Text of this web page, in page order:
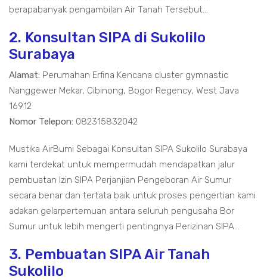
berapabanyak pengambilan Air Tanah Tersebut...
2. Konsultan SIPA di Sukolilo
Surabaya
Alamat: Perumahan Erfina Kencana cluster gymnastic
Nanggewer Mekar, Cibinong, Bogor Regency, West Java
16912
Nomor Telepon: 082315832042
Mustika AirBumi Sebagai Konsultan SIPA Sukolilo Surabaya
kami terdekat untuk mempermudah mendapatkan jalur
pembuatan Izin SIPA Perjanjian Pengeboran Air Sumur
secara benar dan tertata baik untuk proses pengertian kami
adakan gelarpertemuan antara seluruh pengusaha Bor
Sumur untuk lebih mengerti pentingnya Perizinan SIPA...
3. Pembuatan SIPA Air Tanah
Sukolilo